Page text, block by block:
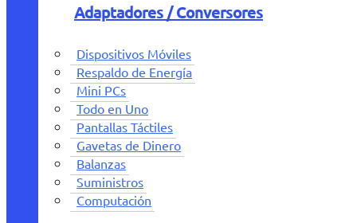
Adaptadores / Conversores
Dispositivos Móviles
Respaldo de Energía
Mini PCs
Todo en Uno
Pantallas Táctiles
Gavetas de Dinero
Balanzas
Suministros
Computación